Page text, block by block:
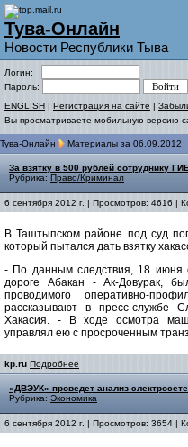
Тува-Онлайн
Новости Республики Тыва
Логин:
Пароль:
ENGLISH | Регистрация на сайте |
Вы просматриваете мобильную версию
Тува-Онлайн Материалы за 06.09.2012
За взятку в 500 рублей сотруднику
Рубрика: Право/Криминал
6 сентября 2012 г. | Просмотров: 4616 |
В Таштыпском районе под суд
который пытался дать взятку
- По данным следствия, 18 июня
дороге Абакан - Ак-Довурак,
проводимого оперативно-
рассказывают в пресс-службе
Хакасия. - В ходе осмотра
управлял ею с просроченным
kp.ru Подробнее
«ДВЭУК» проведет анализ
Рубрика: Экономика
6 сентября 2012 г. | Просмотров: 3654 |